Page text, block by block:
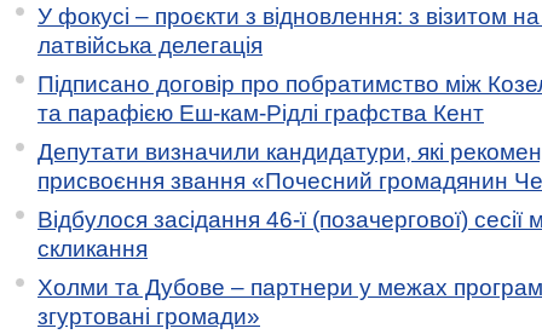
У фокусі – проєкти з відновлення: з візитом
латвійська делегація
Підписано договір про побратимство між
та парафією Еш-кам-Рідлі графства Кент
Депутати визначили кандидатури, які
присвоєння звання «Почесний громадянин
Відбулося засідання 46-ї (позачергової) сесії
скликання
Холми та Дубове – партнери у межах
згуртовані громади»